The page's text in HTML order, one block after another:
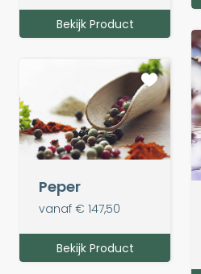
Bekijk Product
Peper
vanaf € 147,50
Bekijk Product